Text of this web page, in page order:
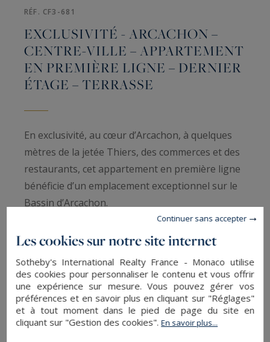
RÉF. CF3-681
EXCLUSIVITÉ - ARCACHON –
CENTRE-VILLE – APPARTEMENT
EN PREMIÈRE LIGNE – DERNIER
ÉTAGE – TERRASSE
En exclusivité, au cœur d’Arcachon, à quelques
mètres de la jetée Thiers, des commerces et des
restaurants, cet appartement en première ligne
bénéficie d’un emplacement exceptionnel sur le
Bassin d’Arcachon.
Situé au quatrième et dernier étage d’une
sublimé par une terrasse d’environ 25 m²
dominant le Bassin.
L’appartement comprend une entrée, un séjour
Les cookies sur notre site internet
Sotheby's International Realty France - Monaco utilise
des cookies pour personnaliser le contenu et vous offrir
une expérience sur mesure. Vous pouvez gérer vos
préférences et en savoir plus en cliquant sur "Réglages"
et à tout moment dans le pied de page du site en
cliquant sur "Gestion des cookies".En savoir plus...
Continuer sans accepter